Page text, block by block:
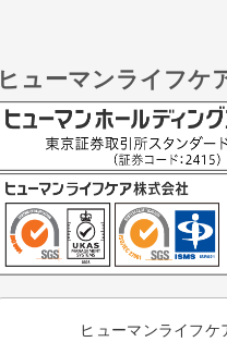
ヒューマンライフ
ヒューマンライフ